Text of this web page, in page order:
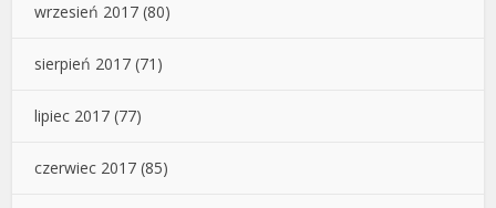
wrzesień 2017 (80)
sierpień 2017 (71)
lipiec 2017 (77)
czerwiec 2017 (85)